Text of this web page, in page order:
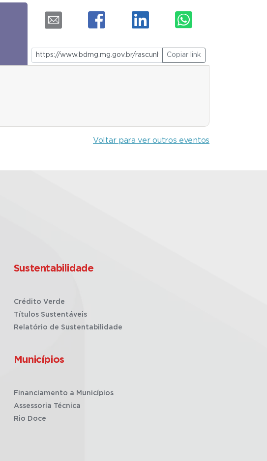
Copiar link
Voltar para ver outros eventos
Sustentabilidade
Crédito Verde
Títulos Sustentáveis
Relatório de Sustentabilidade
Municípios
Financiamento a Municípios
Assessoria Técnica
Rio Doce